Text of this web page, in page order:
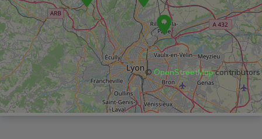
© OpenStreetMapcontributors